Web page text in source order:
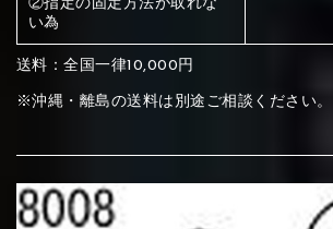
サブ生地は下記16種類からご選択くださ
①Beige
赤く塗られている
ください
ください
②指定の固定方法が取れな
い為
送料：全国一律10,000円
※沖縄・離島の送料は別途ご相談ください。